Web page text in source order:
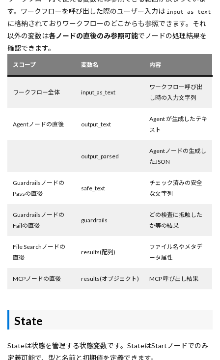
す。ワークフローを呼び出した際のユーザー入力は input_as_text
に格納されておりワークフローのどこからも参照できます。それ
以外の変数は各ノードの直後のみ参照可能でノードの処理結果を
確認できます。
スコープ 変数名 内容
ワークフロー全体 input_as_text
ワークフロー呼び出
し時の入力文字列
Agentノードの直後 output_text
Agent が生成したテキ
スト
output_parsed
Agentノードの生成し
たJSON
Guardrailsノードの
Passの直後
safe_text
チェック済みの安全
な文字列
Guardrailsノードの
Failの直後
guardrails
どの検査に抵触した
か等の結果
File Searchノードの
直後
results(配列)
ファイル名やメタデ
ータ属性
MCPノードの直後 results(オブジェクト) MCP 呼び出し結果
State
Stateは状態を管理する状態変数です。StateはStartノードでのみ
定義可能で、型と名前と初期値を定義できます。